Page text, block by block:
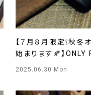
【７月８月限定❕秋
始まります🍂】ONLY
2025.06.30 Mon